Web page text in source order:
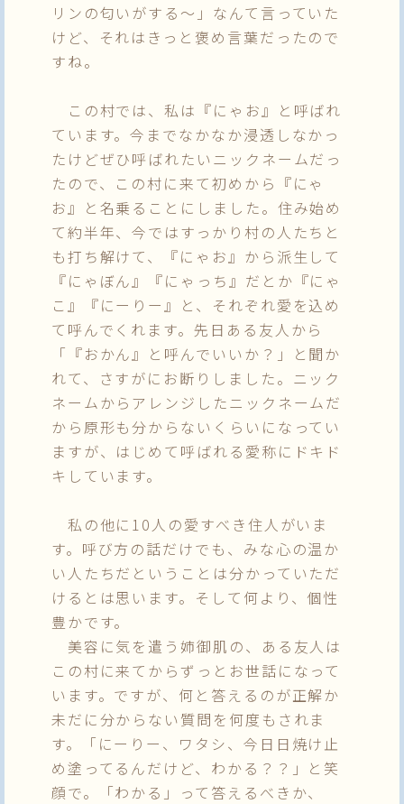
リンの匂いがする～」なんて言っていた
けど、それはきっと褒め言葉だったので
すね。
この村では、私は『にゃお』と呼ばれ
ています。今までなかなか浸透しなかっ
たけどぜひ呼ばれたいニックネームだっ
たので、この村に来て初めから『にゃ
お』と名乗ることにしました。住み始め
て約半年、今ではすっかり村の人たちと
も打ち解けて、『にゃお』から派生して
『にゃぼん』『にゃっち』だとか『にゃ
こ』『にーりー』と、それぞれ愛を込め
て呼んでくれます。先日ある友人から
「『おかん』と呼んでいいか？」と聞か
れて、さすがにお断りしました。ニック
ネームからアレンジしたニックネームだ
から原形も分からないくらいになってい
ますが、はじめて呼ばれる愛称にドキド
キしています。
私の他に10人の愛すべき住人がいま
す。呼び方の話だけでも、みな心の温か
い人たちだということは分かっていただ
けるとは思います。そして何より、個性
豊かです。
美容に気を遣う姉御肌の、ある友人は
この村に来てからずっとお世話になって
います。ですが、何と答えるのが正解か
未だに分からない質問を何度もされま
す。「にーりー、ワタシ、今日日焼け止
め塗ってるんだけど、わかる？？」と笑
顔で。「わかる」って答えるべきか、